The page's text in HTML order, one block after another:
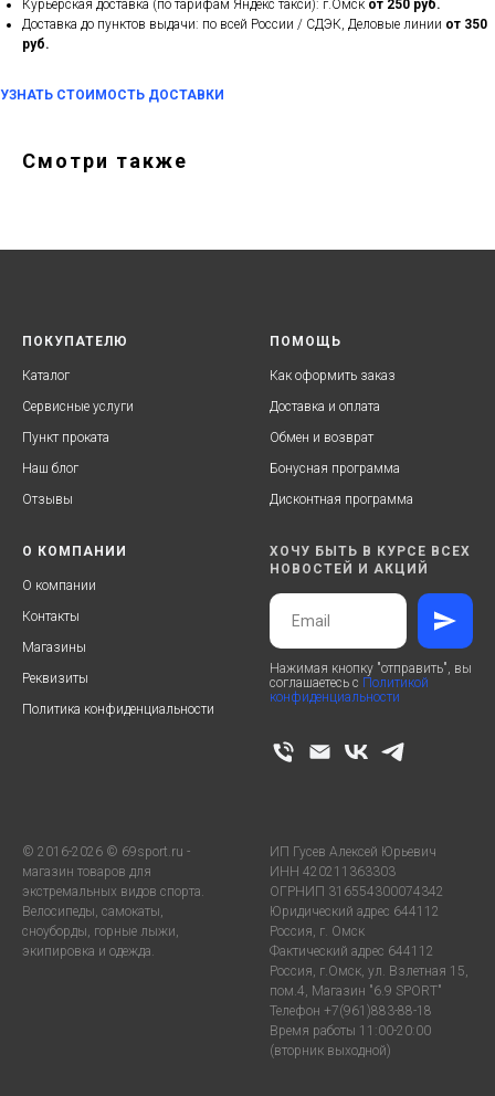
Курьерская доставка (по тарифам Яндекс такси): г.Омск от 250 руб.
Доставка до пунктов выдачи: по всей России / СДЭК, Деловые линии от 350
руб.
УЗНАТЬ СТОИМОСТЬ ДОСТАВКИ
Смотри также
ПОКУПАТЕЛЮ
Каталог
Сервисные услуги
Пункт проката
Наш блог
Отзывы
ПОМОЩЬ
Как оформить заказ
Доставка и оплата
Обмен и возврат
Бонусная программа
Дисконтная программа
О КОМПАНИИ
О компании
Контакты
Магазины
Реквизиты
Политика конфиденциальности
ХОЧУ БЫТЬ В КУРСЕ ВСЕХ
НОВОСТЕЙ И АКЦИЙ
Нажимая кнопку "отправить", вы
соглашаетесь с Политикой
конфиденциальности
© 2016-2026 © 69sport.ru -
магазин товаров для
экстремальных видов спорта.
Велосипеды, самокаты,
сноуборды, горные лыжи,
экипировка и одежда.
ИП Гусев Алексей Юрьевич
ИНН 420211363303
ОГРНИП 316554300074342
Юридический адрес 644112
Россия, г. Омск
Фактический адрес 644112
Россия, г.Омск, ул. Взлетная 15,
пом.4, Магазин "6.9 SPORT"
Телефон +7(961)883-88-18
Время работы 11:00-20:00
(вторник выходной)